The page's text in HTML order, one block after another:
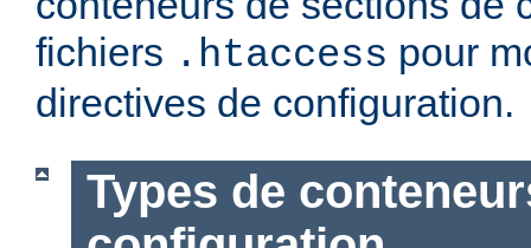
fichiers .htaccess pour
directives de configuration.
Types de